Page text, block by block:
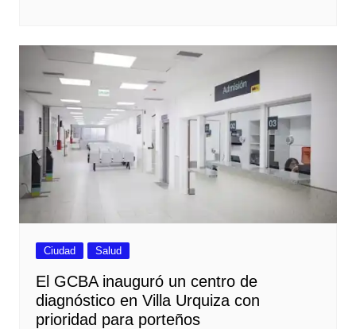
Ciudad Salud
El GCBA inauguró un centro de
diagnóstico en Villa Urquiza con
prioridad para porteños